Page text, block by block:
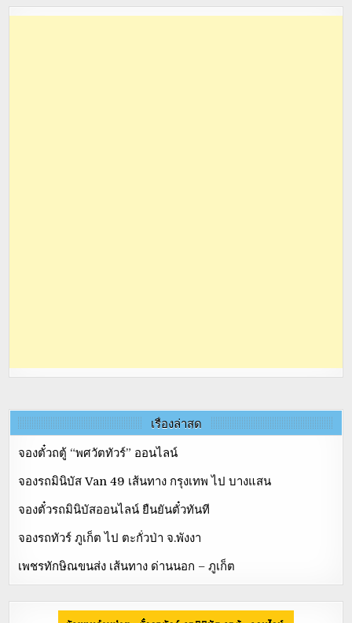
เรื่องล่าสุด
จองตั๋วถตู้ “พศวัตทัวร์” ออนไลน์
จองรถมินิบัส Van 49 เส้นทาง กรุงเทพ ไป บางแสน
จองตั๋วรถมินิบัสออนไลน์ ยืนยันตั๋วทันที
จองรถทัวร์ ภูเก็ต ไป ตะกั่วป่า จ.พังงา
เพชรทักษิณขนส่ง เส้นทาง ด่านนอก – ภูเก็ต